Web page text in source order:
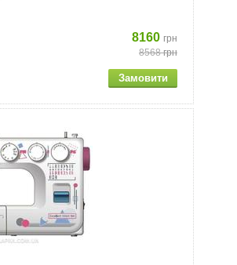
8160 грн
8568грн